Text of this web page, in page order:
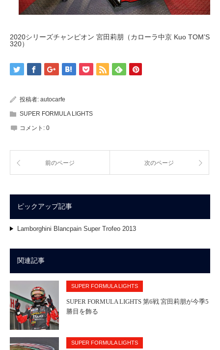
2020シリーズチャンピオン 宮田莉朋（カローラ中京 Kuo TOM’S
320）
投稿者: autocarfe
SUPER FORMULA LIGHTS
コメント: 0
前のページ 次のページ
ピックアップ記事
Lamborghini Blancpain Super Trofeo 2013
関連記事
SUPER FORMULA LIGHTS
SUPER FORMULA LIGHTS 第6戦 宮田莉朋が今季5
勝目を飾る
SUPER FORMULA LIGHTS